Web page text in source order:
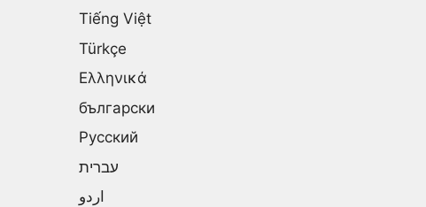
Tiếng Việt
Türkçe
Ελληνικά
български
Русский
עברית
اردو